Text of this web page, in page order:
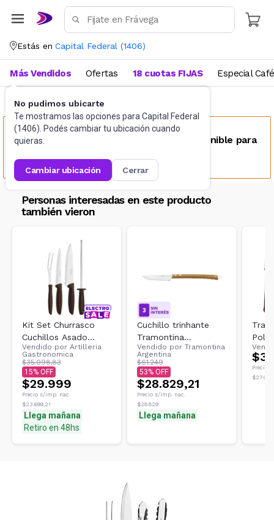
Estás en Capital Federal (1406)
No pudimos ubicarte
Te mostramos las opciones para Capital Federal
(1406). Podés cambiar tu ubicación cuando
quieras.
cambiar ubicación cerrar
Más Vendidos Ofertas 18 cuotas FIJAS Especial Café
Cubiertos Cuchillos
Este producto no se encuentra disponible para
Personas interesadas en este producto
también vieron
Kit Set Churrasco
Cuchillos Asado
Tramontina Parrilla 4
Pz
Vendido por Artilleria
Gastronomica
$35.098,83
15
$29.999
Precio s/imp. nac.
$23.699,21
Llega mañana
Retiro en 48hs
Cuchillo trinhante
Tramontina
Churrasco con hoja
de acero inox y cabo
de madera 8"
Vendido por Tramontina
Argentina
$61.249
53
$28.829,21
Precio s/imp. nac.
$28.829
Llega mañana
Precio